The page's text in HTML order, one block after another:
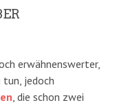
erwähnenswerter,
tun, jedoch
, die schon zwei